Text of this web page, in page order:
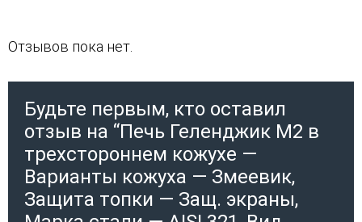
Отзывов пока нет.
Будьте первым, кто оставил
отзыв на “Печь Геленджик М2 в
трехстороннем кожухе —
Варианты кожуха — Змеевик,
Защита топки — Защ. экраны,